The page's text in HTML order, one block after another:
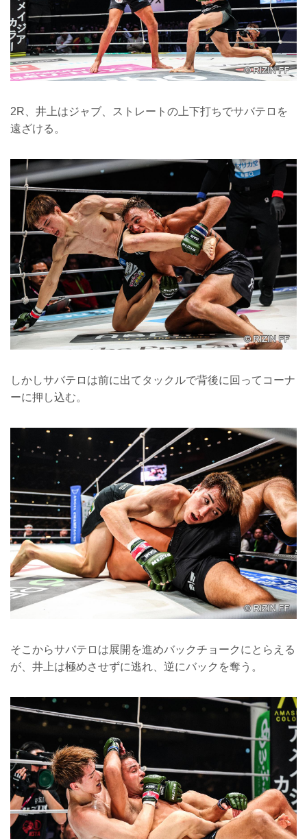
2R、井上はジャブ、ストレートの上下打ちでサバテロを
遠ざける。
しかしサバテロは前に出てタックルで背後に回ってコーナ
ーに押し込む。
そこからサバテロは展開を進めバックチョークにとらえる
が、井上は極めさせずに逃れ、逆にバックを奪う。